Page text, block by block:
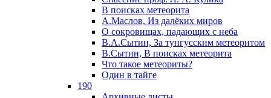
В поисках метеорита
А.Маслов, Из далёких миров
О сокровищах, падающих с неба
В.А.Сытин, За тунгусским метеоритом
В.Сытин, В поисках метеорита
Что такое метеориты?
Один в тайге
190